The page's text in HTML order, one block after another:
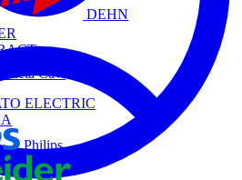
DEHN
Cavi
ELECTRIC
Philips